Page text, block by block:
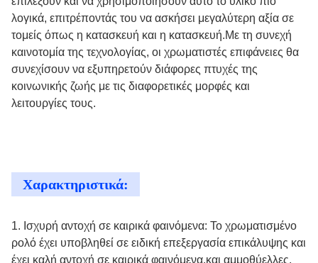
λογικά, επιτρέποντάς του να ασκήσει μεγαλύτερη αξία σε
τομείς όπως η κατασκευή και η κατασκευή.Με τη συνεχή
καινοτομία της τεχνολογίας, οι χρωματιστές επιφάνειες θα
συνεχίσουν να εξυπηρετούν διάφορες πτυχές της
κοινωνικής ζωής με τις διαφορετικές μορφές και
λειτουργίες τους.
Χαρακτηριστικά:
1. Ισχυρή αντοχή σε καιρικά φαινόμενα: Το χρωματισμένο
ρολό έχει υποβληθεί σε ειδική επεξεργασία επικάλυψης και
έχει καλή αντοχή σε καιρικά φαινόμενα.και αμμοθύελλες,